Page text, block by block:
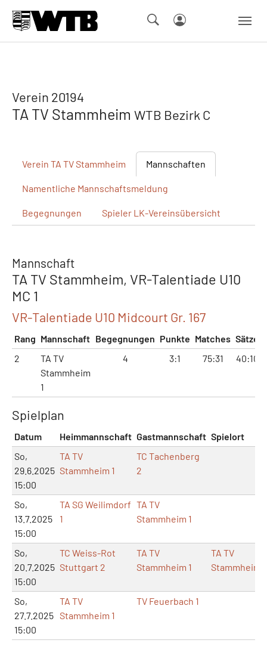
Verein 20194
TA TV Stammheim WTB Bezirk C
Verein TA TV Stammheim Mannschaften
Namentliche Mannschaftsmeldung
Begegnungen Spieler LK-Vereinsübersicht
Mannschaft
TA TV Stammheim, VR-Talentiade U10
MC 1
VR-Talentiade U10 Midcourt Gr. 167
Rang Mannschaft Begegnungen Punkte Matches Sätze
2
TA TV
Stammheim
1
4 3:1 75:31 40:10
Spielplan
Datum Heimmannschaft Gastmannschaft Spielort
So,
29.6.2025
15:00
TA TV
Stammheim 1
TC Tachenberg
2
So,
13.7.2025
15:00
TA SG Weilimdorf
1
TA TV
Stammheim 1
So,
20.7.2025
15:00
TC Weiss-Rot
Stuttgart 2
TA TV
Stammheim 1
TA TV
Stammheim
So,
27.7.2025
15:00
TA TV
Stammheim 1
TV Feuerbach 1